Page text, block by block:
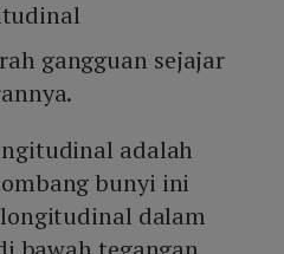
gangguan sejajar
adalah
bunyi ini
dalam